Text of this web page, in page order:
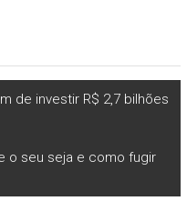
de investir R$ 2,7 bilhões
o seu seja e como fugir